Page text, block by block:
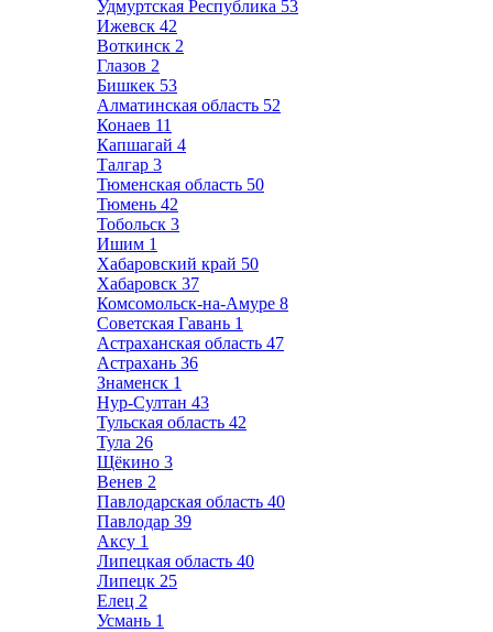
Удмуртская Республика 53
Ижевск 42
Воткинск 2
Глазов 2
Бишкек 53
Алматинская область 52
Конаев 11
Капшагай 4
Талгар 3
Тюменская область 50
Тюмень 42
Тобольск 3
Ишим 1
Хабаровский край 50
Хабаровск 37
Комсомольск-на-Амуре 8
Советская Гавань 1
Астраханская область 47
Астрахань 36
Знаменск 1
Нур-Султан 43
Тульская область 42
Тула 26
Щёкино 3
Венев 2
Павлодарская область 40
Павлодар 39
Аксу 1
Липецкая область 40
Липецк 25
Елец 2
Усмань 1